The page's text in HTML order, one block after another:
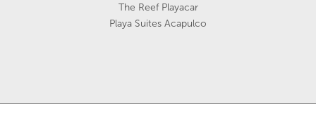
The Reef Playacar
Playa Suites Acapulco